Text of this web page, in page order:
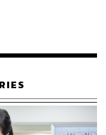
รับการประกาศจาก
จาคของเราสามารถ